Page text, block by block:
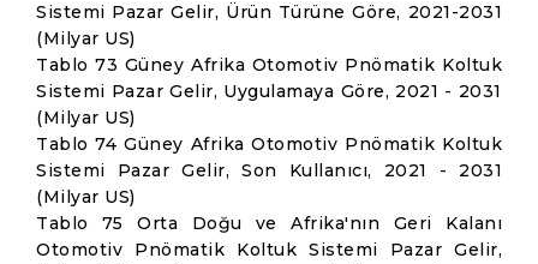
Sistemi Pazar Gelir, Ürün Türüne Göre, 2021-2031
(Milyar US)
Tablo 73 Güney Afrika Otomotiv Pnömatik Koltuk
Sistemi Pazar Gelir, Uygulamaya Göre, 2021 - 2031
(Milyar US)
Tablo 74 Güney Afrika Otomotiv Pnömatik Koltuk
Sistemi Pazar Gelir, Son Kullanıcı, 2021 - 2031
(Milyar US)
Tablo 75 Orta Doğu ve Afrika'nın Geri Kalanı
Otomotiv Pnömatik Koltuk Sistemi Pazar Gelir,